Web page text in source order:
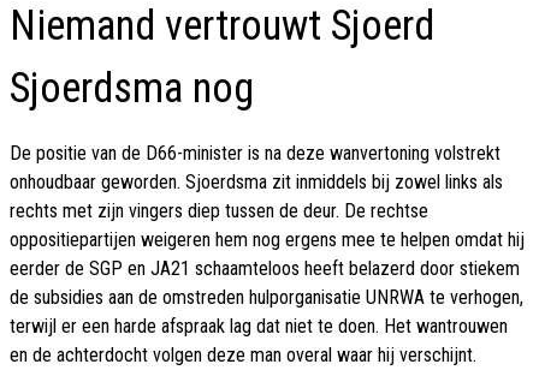
Niemand vertrouwt Sjoerd
Sjoerdsma nog
De positie van de D66-minister is na deze wanvertoning volstrekt
onhoudbaar geworden. Sjoerdsma zit inmiddels bij zowel links als
rechts met zijn vingers diep tussen de deur. De rechtse
oppositiepartijen weigeren hem nog ergens mee te helpen omdat hij
eerder de SGP en JA21 schaamteloos heeft belazerd door stiekem
de subsidies aan de omstreden hulporganisatie UNRWA te verhogen,
terwijl er een harde afspraak lag dat niet te doen. Het wantrouwen
en de achterdocht volgen deze man overal waar hij verschijnt.